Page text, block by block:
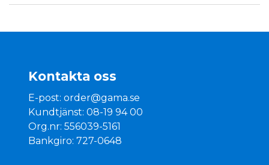
Kontakta oss
E-post:order@gama.se
Kundtjänst: 08-19 94 00
Org.nr: 556039-5161
Bankgiro: 727-0648